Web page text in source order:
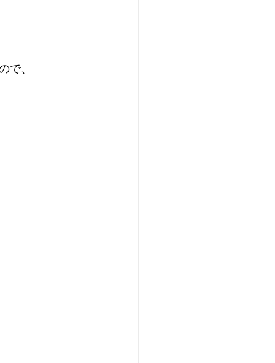
で、